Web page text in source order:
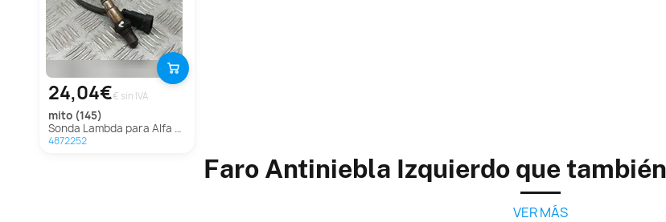
24,04€€ sin IVA
mito (145)
Sonda Lambda para Alfa Romeo Mito
4872252
Faro Antiniebla Izquierdo que
VER MÁS